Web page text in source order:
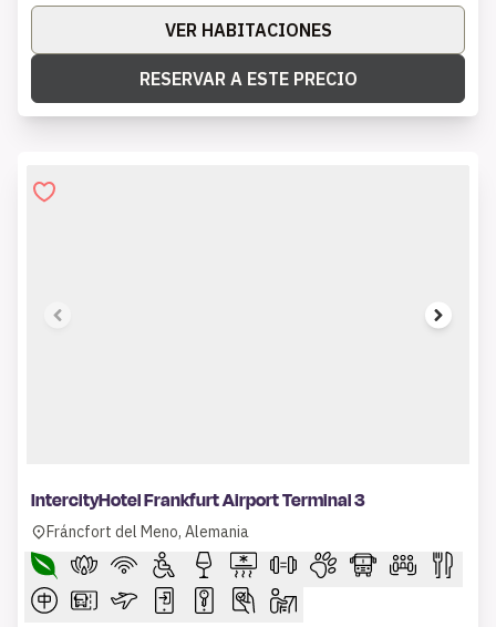
VER HABITACIONES
RESERVAR A ESTE PRECIO
IntercityHotel Frankfurt Airport Terminal 3
Fráncfort del Meno, Alemania